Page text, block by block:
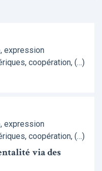
expression
coopération, (…)
expression
coopération, (…)
via des